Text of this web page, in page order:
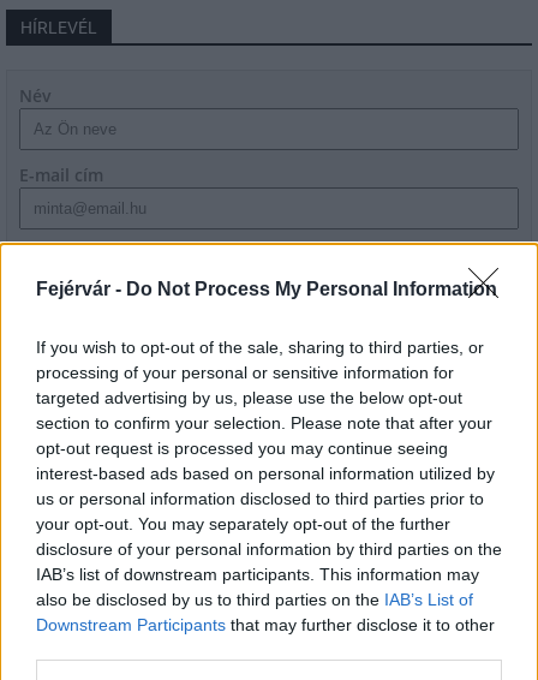
Fejérvár - Do Not Process My Personal Information
If you wish to opt-out of the sale, sharing to third parties, or
processing of your personal or sensitive information for
targeted advertising by us, please use the below opt-out
section to confirm your selection. Please note that after your
opt-out request is processed you may continue seeing
interest-based ads based on personal information utilized by
us or personal information disclosed to third parties prior to
your opt-out. You may separately opt-out of the further
disclosure of your personal information by third parties on the
IAB’s list of downstream participants. This information may
also be disclosed by us to third parties on the IAB’s List of
Downstream Participants that may further disclose it to other
HÍRLEVÉL
Név
E-mail cím
szabályzatot!
LEGFRISSEBB
Amire többmillióan vártunk: szombattól
másodfokúra csökken a riasztás
Helyi hírek
Látlelet a hazai víziközművekről?